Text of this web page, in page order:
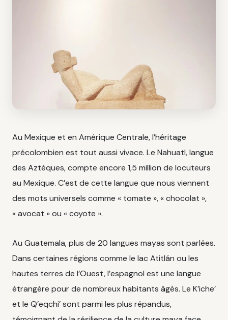
Au Mexique et en Amérique Centrale, l’héritage
précolombien est tout aussi vivace. Le Nahuatl, langue
des Aztèques, compte encore 1,5 million de locuteurs
au Mexique. C’est de cette langue que nous viennent
des mots universels comme « tomate », « chocolat »,
« avocat » ou « coyote ».
Au Guatemala, plus de 20 langues mayas sont parlées.
Dans certaines régions comme le lac Atitlán ou les
hautes terres de l’Ouest, l’espagnol est une langue
étrangère pour de nombreux habitants âgés. Le K’iche’
et le Q’eqchi’ sont parmi les plus répandus,